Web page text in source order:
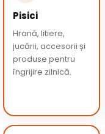
Pisici
Hrană, litiere,
jucării, accesorii și
produse pentru
îngrijire zilnică.